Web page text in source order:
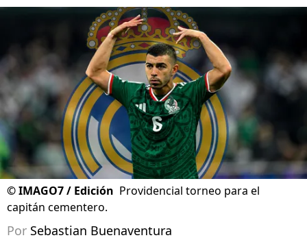
©IMAGO7 / Edición Providencial torneo para el
capitán cementero.
Por Sebastian Buenaventura